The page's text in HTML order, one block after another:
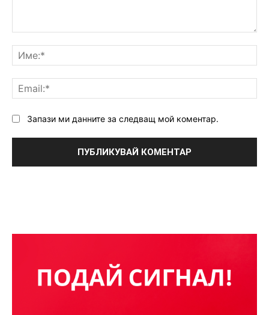
Запази ми данните за следващ мой коментар.